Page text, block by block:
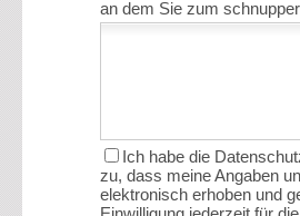
an dem Sie zum
Ich habe die
zu, dass meine Angaben
elektronisch erhoben und